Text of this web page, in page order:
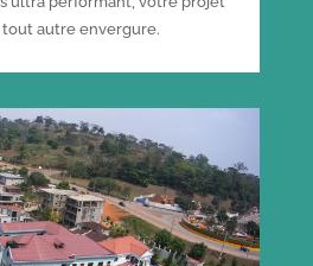
tout autre envergure.